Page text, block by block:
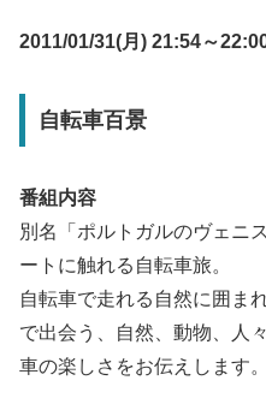
2011/01/31(月) 21:54～
自転車百景
番組内容
別名「ポルトガルのヴェニ
ートに触れる自転車旅。
自転車で走れる自然に囲ま
で出会う、自然、動物、人
車の楽しさをお伝えします。